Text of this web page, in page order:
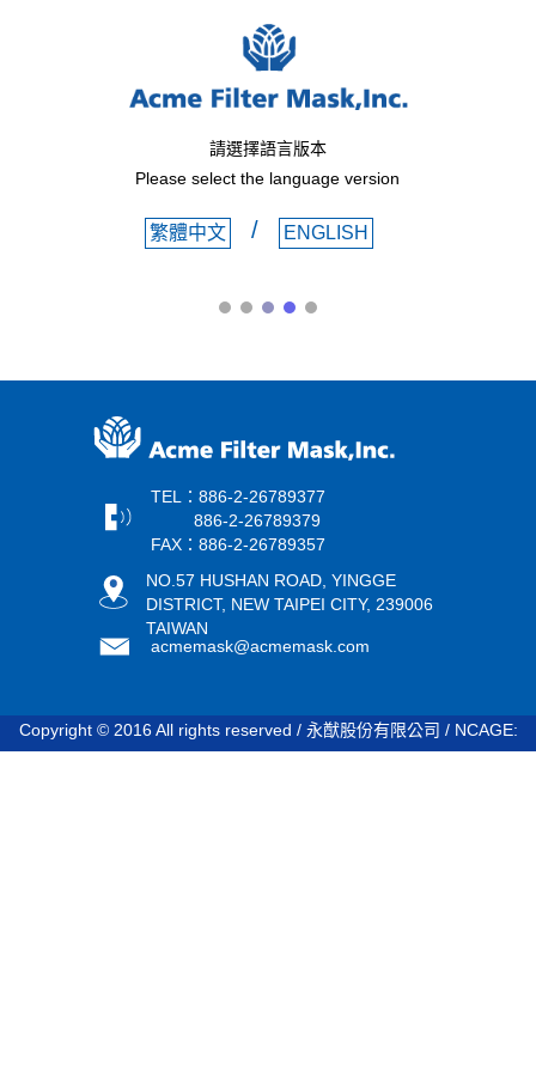
請選擇語言版本
Please select the language version
繁體中文 / ENGLISH
TEL：886-2-26789377
886-2-26789379
FAX：886-2-26789357
NO.57 HUSHAN ROAD, YINGGE
DISTRICT, NEW TAIPEI CITY, 239006
TAIWAN
acmemask@acmemask.com
Copyright © 2016 All rights reserved / 永猷股份有限公司 / NCAGE: